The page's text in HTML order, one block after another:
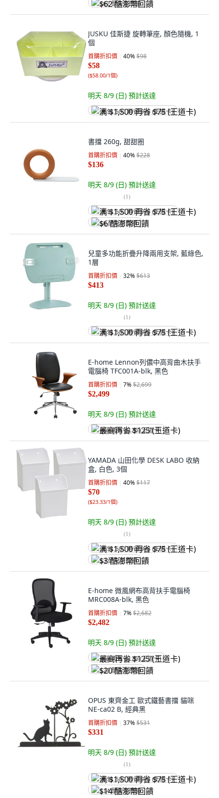
$62 酷澎幣回饋
JUSKU 佳斯捷 旋轉筆座, 顏色隨機, 1
個
首購折扣價 40%$98
$58
($58.00/1個)
明天 8/9 (日) 預計送達
满 $1,500 再省 $75 (王道卡)
書擋 260g, 甜甜圈
首購折扣價 40%$228
$136
明天 8/9 (日) 預計送達
(1)
满 $1,500 再省 $75 (王道卡)
$6 酷澎幣回饋
兒童多功能折疊升降兩用支架, 藍綠色,
1層
首購折扣價 32%$613
$413
明天 8/9 (日) 預計送達
(1)
满 $1,500 再省 $75 (王道卡)
E-home Lennon列儂中高背曲木扶手
電腦椅 TFC001A-blk, 黑色
首購折扣價 7%$2,699
$2,499
明天 8/9 (日) 預計送達
最高再省 $125 (王道卡)
YAMADA 山田化學 DESK LABO 收納
盒, 白色, 3個
首購折扣價 40%$117
$70
($23.33/1個)
明天 8/9 (日) 預計送達
(1)
满 $1,500 再省 $75 (王道卡)
$3 酷澎幣回饋
E-home 微風網布高背扶手電腦椅
MRC008A-blk, 黑色
首購折扣價 7%$2,682
$2,482
明天 8/9 (日) 預計送達
最高再省 $125 (王道卡)
$20 酷澎幣回饋
OPUS 東齊金工 歐式鐵藝書擋 貓咪
NE-ca02 B, 經典黑
首購折扣價 37%$531
$331
明天 8/9 (日) 預計送達
(1)
满 $1,500 再省 $75 (王道卡)
$14 酷澎幣回饋